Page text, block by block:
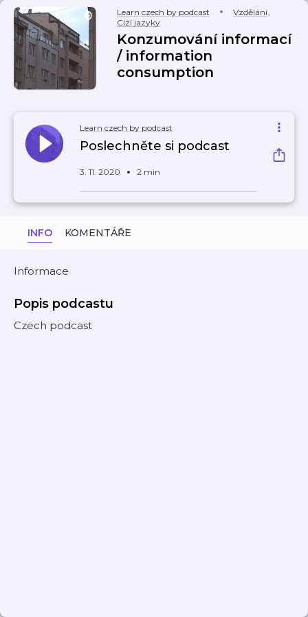
Learn czech by podcast Vzdělání,
Cizí jazyky
Konzumování informací
/ information
consumption
Learn czech by podcast
Poslechněte si podcast
3. 11. 2020 2 min
INFO KOMENTÁŘE
Informace
Popis podcastu
Czech podcast